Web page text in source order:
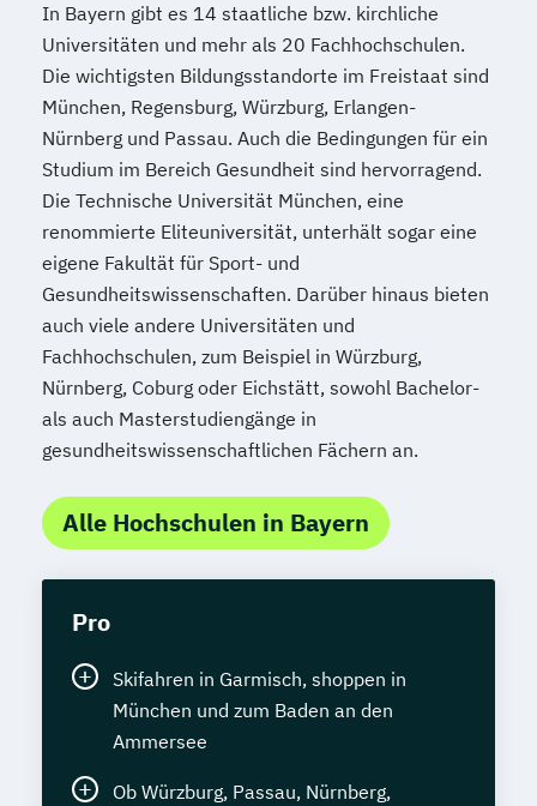
In Bayern gibt es 14 staatliche bzw. kirchliche
Universitäten und mehr als 20 Fachhochschulen.
Die wichtigsten Bildungsstandorte im Freistaat sind
München, Regensburg, Würzburg, Erlangen-
Nürnberg und Passau. Auch die Bedingungen für ein
Studium im Bereich Gesundheit sind hervorragend.
Die Technische Universität München, eine
renommierte Eliteuniversität, unterhält sogar eine
eigene Fakultät für Sport- und
Gesundheitswissenschaften. Darüber hinaus bieten
auch viele andere Universitäten und
Fachhochschulen, zum Beispiel in Würzburg,
Nürnberg, Coburg oder Eichstätt, sowohl Bachelor-
als auch Masterstudiengänge in
gesundheitswissenschaftlichen Fächern an.
Alle Hochschulen in Bayern
Pro
Skifahren in Garmisch, shoppen in
München und zum Baden an den
Ammersee
Ob Würzburg, Passau, Nürnberg,